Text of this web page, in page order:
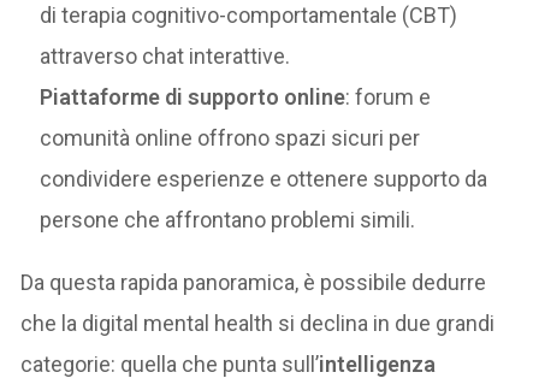
di terapia cognitivo-comportamentale (CBT)
attraverso chat interattive.
Piattaforme di supporto online: forum e
comunità online offrono spazi sicuri per
condividere esperienze e ottenere supporto da
persone che affrontano problemi simili.
Da questa rapida panoramica, è possibile dedurre
che la digital mental health si declina in due grandi
categorie: quella che punta sull’intelligenza